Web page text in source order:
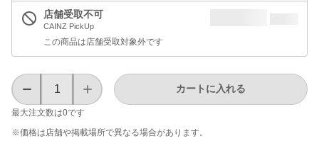
店舗受取不可
CAINZ PickUp
この商品は店舗受取対象外です
最大注文数は0です
カートに入れる
※価格は​店舗や​掲載場所で​異なる​場合が​あります。